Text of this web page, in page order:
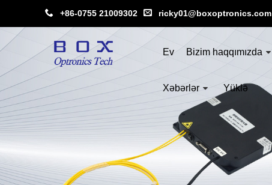
+86-0755 21009302 ricky01@boxoptronics.com
Ev Bizim haqqımızda
Xəbərlər Yüklə